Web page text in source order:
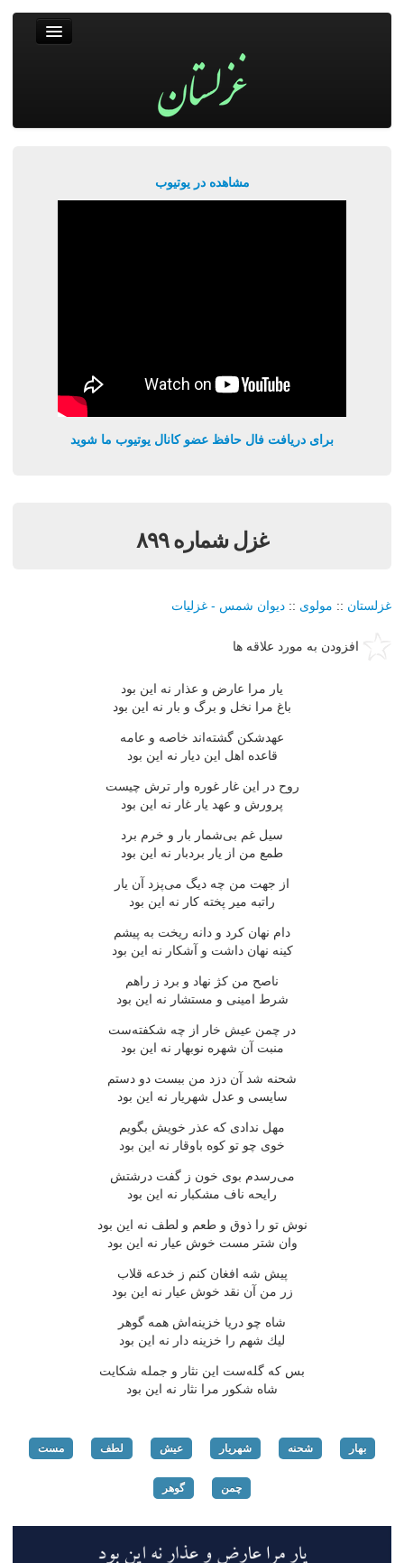
مشاهده در یوتیوب
برای دریافت فال حافظ عضو کانال یوتیوب ما شوید
غزل شماره ۸۹۹
غزلستان :: مولوی :: دیوان شمس - غزلیات
افزودن به مورد علاقه ها
یار مرا عارض و عذار نه این بود
باغ مرا نخل و برگ و بار نه این بود
عهدشكن گشته‌اند خاصه و عامه
قاعده اهل این دیار نه این بود
روح در این غار غوره وار ترش چیست
پرورش و عهد یار غار نه این بود
سیل غم بی‌شمار بار و خرم برد
طمع من از یار بردبار نه این بود
از جهت من چه دیگ می‌پزد آن یار
راتبه میر پخته كار نه این بود
دام نهان كرد و دانه ریخت به پیشم
كینه نهان داشت و آشكار نه این بود
ناصح من كژ نهاد و برد ز راهم
شرط امینی و مستشار نه این بود
در چمن عیش خار از چه شكفته‌ست
منبت آن شهره نوبهار نه این بود
شحنه شد آن دزد من ببست دو دستم
سایسی و عدل شهریار نه این بود
مهل ندادی كه عذر خویش بگویم
خوی چو تو كوه باوقار نه این بود
می‌رسدم بوی خون ز گفت درشتش
رایحه ناف مشكبار نه این بود
نوش تو را ذوق و طعم و لطف نه این بود
وان شتر مست خوش عیار نه این بود
پیش شه افغان كنم ز خدعه قلاب
زر من آن نقد خوش عیار نه این بود
شاه چو دریا خزینه‌اش همه گوهر
لیك شهم را خزینه دار نه این بود
بس كه گله‌ست این نثار و جمله شكایت
شاه شكور مرا نثار نه این بود
بهار شحنه شهریار عیش لطف مست
چمن گوهر